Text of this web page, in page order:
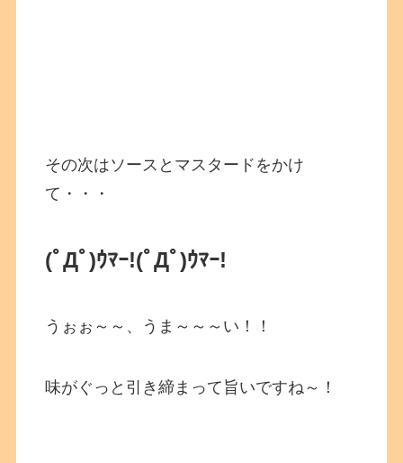
その次はソースとマスタードをかけ
て・・・
(ﾟДﾟ)ｳﾏｰ!(ﾟДﾟ)ｳﾏｰ!
うぉぉ～～、うま～～～い！！
味がぐっと引き締まって旨いですね～！